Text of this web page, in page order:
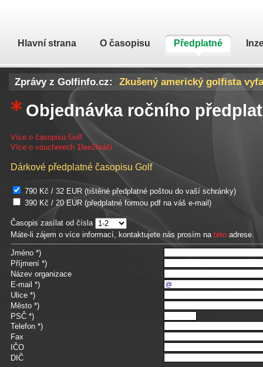
Hlavní strana O časopisu Předplatné
Zprávy z Golfinfo.cz: Zkušený americký golfista
Donald Trump prý vyhrál
Objednávka ročního
Více o časopisu Golf
Více o voucherech 1fee2hráči
Dárkové předplatné časopisu Golf
790 Kč / 32 EUR (tištěné předplatné poštou do vaší schránky)
390 Kč / 20 EUR (předplatné formou pdf na váš e-mail)
Časopis zasílat od čísla
Máte-li zájem o více informací, kontaktujete nás prosím na této adrese.
Jméno *)
Příjmení *)
Název organizace
E-mail *)
Ulice *)
Město *)
PSČ *)
Telefon *)
Fax
IČO
DIČ